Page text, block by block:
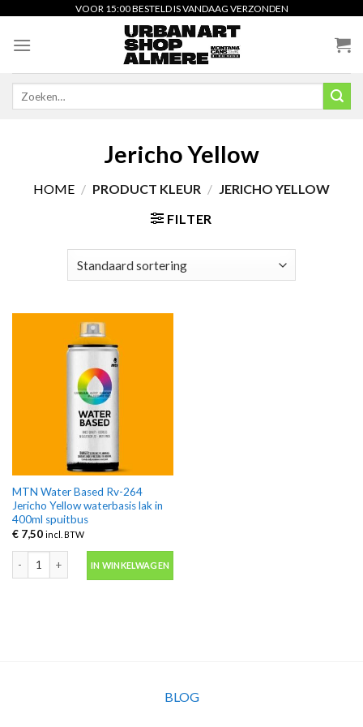
content
VOOR 15:00 BESTELD IS VANDAAG VERZONDEN
Jericho Yellow
HOME / PRODUCT KLEUR / JERICHO YELLOW
FILTER
MTN Water Based Rv-264
Jericho Yellow waterbasis lak in
400ml spuitbus
€7,50 incl. BTW
MTN Water Based Rv-264 Jericho Yellow waterbasis lak in 400ml spuitbus
IN WINKELWAGEN
BLOG